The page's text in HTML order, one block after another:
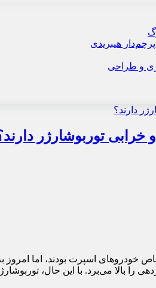
و طراحی
خرابی توربوشارژر
خودروهای اسپرت بودند، اما
را بالا می‌برد. با این حال،